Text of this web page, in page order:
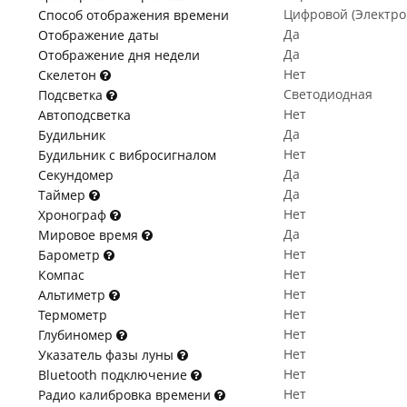
Способ отображения времени
Цифровой
Отображение даты
Да
Отображение дня недели
Да
Скелетон
Нет
Подсветка
Светодиодная
Автоподсветка
Нет
Будильник
Да
Будильник с вибросигналом
Нет
Секундомер
Да
Таймер
Да
Хронограф
Нет
Мировое время
Да
Барометр
Нет
Компас
Нет
Альтиметр
Нет
Термометр
Нет
Глубиномер
Нет
Указатель фазы луны
Нет
Bluetooth подключение
Нет
Радио калибровка времени
Нет